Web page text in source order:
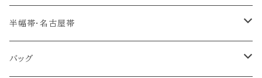
帯締め(三分紐)
半幅帯・名古屋帯
半幅帯
バッグ